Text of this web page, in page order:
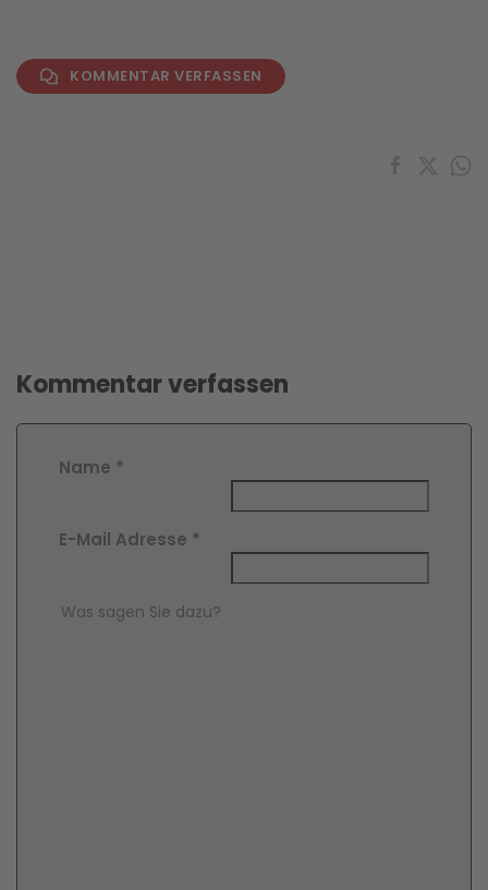
KOMMENTAR VERFASSEN
Kommentar verfassen
Name *
E-Mail Adresse *
Comment Text*